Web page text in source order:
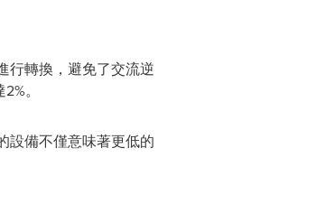
行轉換，避免了交流逆
。
設備不僅意味著更低的